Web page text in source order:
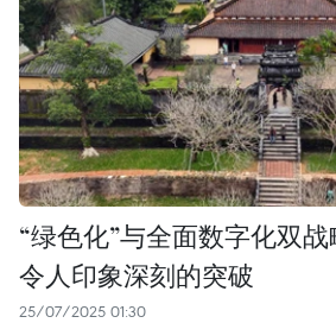
“绿色化”与全面数字化双
令人印象深刻的突破
25/07/2025 01:30